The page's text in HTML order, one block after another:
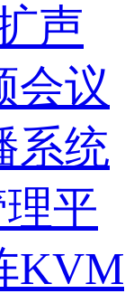
声
会议
系统
平
KVM